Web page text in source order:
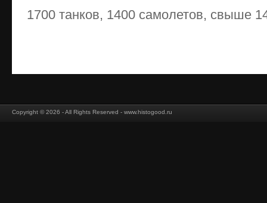
1700 танков, 1400 самолетов, свыше
Copyright © 2026 - All Rights Reserved - www.histogood.ru